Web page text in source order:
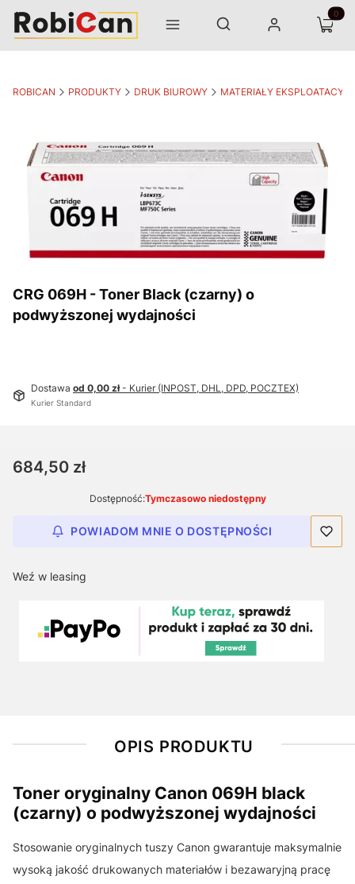
Menu Otwórz wyszukiwarkę
Szukaj Zaloguj się Koszyk
ROBICAN PRODUKTY DRUK BIUROWY MATERIAŁY
CRG 069H - Toner Black (czarny) o
podwyższonej wydajności
Dostawa od 0,00 zł- Kurier (INPOST, DHL, DPD, POCZTEX)
Kurier Standard
Cena
684,50 zł
Dostępność:Tymczasowo niedostępny
POWIADOM MNIE O DOSTĘPNOŚCI
Weź w leasing
OPIS PRODUKTU
Toner oryginalny Canon 069H black
(czarny) o podwyższonej wydajności
Stosowanie oryginalnych tuszy Canon gwarantuje maksymalnie
wysoką jakość drukowanych materiałów i bezawaryjną pracę